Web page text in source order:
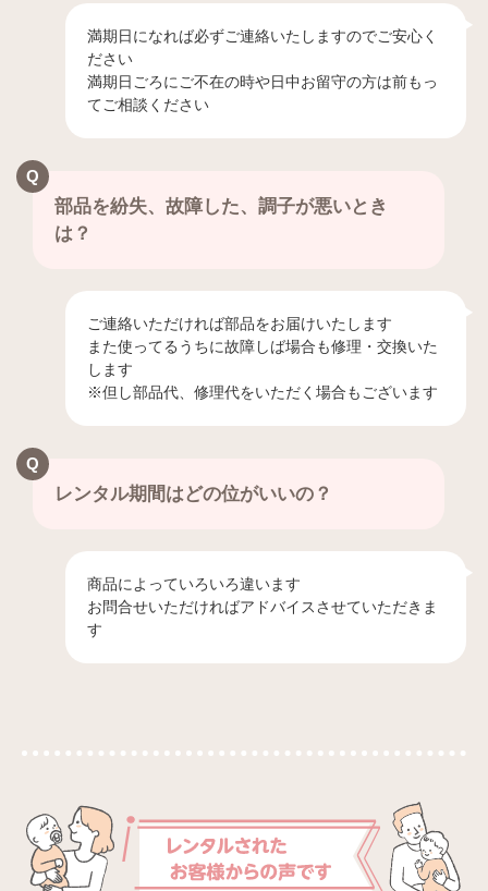
満期日になれば必ずご連絡いたしますのでご安心く
ださい
満期日ごろにご不在の時や日中お留守の方は前もっ
てご相談ください
部品を紛失、故障した、調子が悪いとき
は？
ご連絡いただければ部品をお届けいたします
また使ってるうちに故障しば場合も修理・交換いた
します
※但し部品代、修理代をいただく場合もございます
レンタル期間はどの位がいいの？
商品によっていろいろ違います
お問合せいただければアドバイスさせていただきま
す